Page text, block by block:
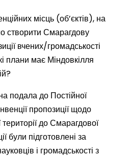
місць (об’єктів), на
створити Смарагдову
вчених/громадськості
плани має Міндовкілля
подала до Постійної
пропозиції щодо
до Смарагдової
були підготовлені за
і громадськості з